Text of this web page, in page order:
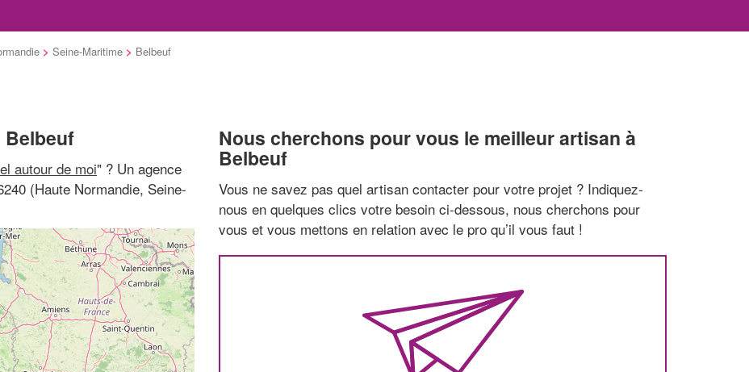
> Seine-Maritime > Belbeuf
Belbeuf
autour de moi" ? Un agence
(Haute Normandie, Seine-
Nous cherchons pour vous le meilleur artisan à
Belbeuf
Vous ne savez pas quel artisan contacter pour votre projet ? Indiquez-
nous en quelques clics votre besoin ci-dessous, nous cherchons pour
vous et vous mettons en relation avec le pro qu’il vous faut !